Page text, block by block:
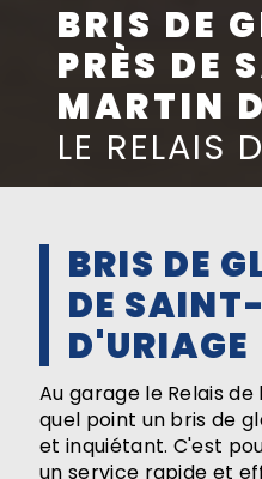
BRIS DE
PRÈS DE
MARTIN
LE RELAIS
BRIS DE
DE
D'URIAGE
Au garage le Relais de
quel point un bris de
et inquiétant. C'est
un service rapide et